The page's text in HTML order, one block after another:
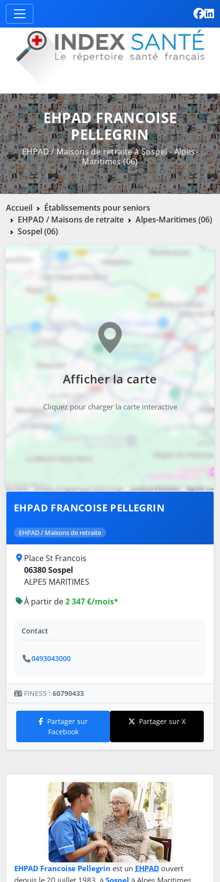
EHPAD FRANCOISE
PELLEGRIN
EHPAD / Maisons de retraite à Sospel - Alpes-
Maritimes (06)
Accueil
Établissements pour seniors
EHPAD / Maisons de retraite
Alpes-Maritimes (06)
Sospel (06)
Afficher la carte
Cliquez pour charger la carte interactive
EHPAD FRANCOISE PELLEGRIN
EHPAD / Maisons de retraite
Place St Francois
06380 Sospel
ALPES MARITIMES
À partir de2 347 €/mois*
Contact
0493043000
FINESS : 60790433
Partager sur
Facebook
Partager sur X
EHPAD Francoise Pellegrin est un EHPAD ouvert
depuis le 20 juillet 1983, à Sospel à Alpes Maritimes .